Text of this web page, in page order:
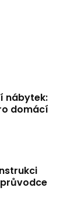
nábytek:
domácí